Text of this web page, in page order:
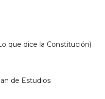
que dice la Constitución)
de Estudios